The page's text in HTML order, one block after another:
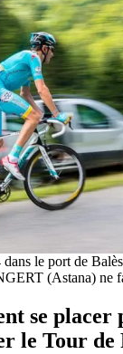
le port de
(Astana) ne
se placer
le Tour de